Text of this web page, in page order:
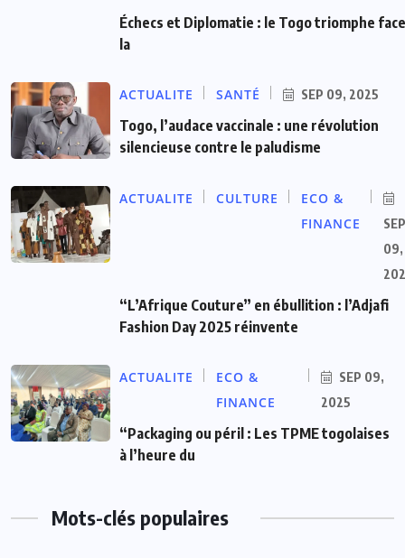
Échecs et Diplomatie : le Togo triomphe
la
ACTUALITE SANTÉ SEP 09, 2025
Togo, l’audace vaccinale : une révolution
silencieuse contre le paludisme
ACTUALITE CULTURE
ECO &
FINANCE
SEP
09,
“L’Afrique Couture” en ébullition : l’Adjafi
Fashion Day 2025 réinvente
ACTUALITE
ECO &
FINANCE
SEP 09,
2025
“Packaging ou péril : Les TPME togolaises
à l’heure du
Mots-clés populaires